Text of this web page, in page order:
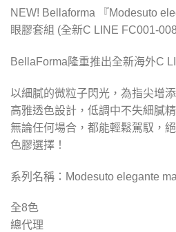
NEW! Bellaforma 『Modesuto
眼膠套組 (全新C LINE FC001-008
BellaForma隆重推出全新海外C
以細膩的微粒子閃光，為指尖增
高雅透色設計，低調中不失細膩
無論任何場合，都能輕鬆駕馭，
色膠選擇！
系列名稱：Modesuto elegante
全8色
總代理